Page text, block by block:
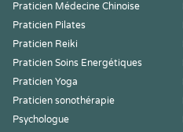
Praticien Médecine Chinoise
Praticien Pilates
Praticien Reiki
Praticien Soins Energétiques
Praticien Yoga
Praticien sonothérapie
Psychologue